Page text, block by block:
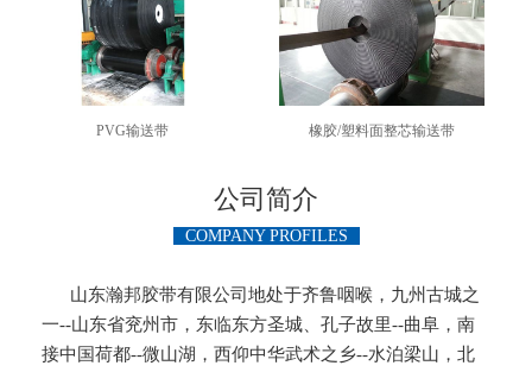
PVG输送带 橡胶/塑料面整芯输送带
公司简介
COMPANY PROFILES
山东瀚邦胶带有限公司地处于齐鲁咽喉，九州古城之
一--山东省兖州市，东临东方圣城、孔子故里--曲阜，南
接中国荷都--微山湖，西仰中华武术之乡--水泊梁山，北